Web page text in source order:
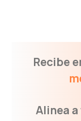
Recibe
Alinea